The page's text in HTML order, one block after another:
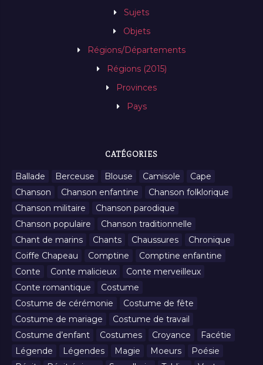
Sujets
Objets
Régions/Départements
Régions (2015)
Provinces
Pays
CATÉGORIES
Ballade Berceuse Blouse Camisole
Cape
Chanson
Chanson enfantine
Chanson folklorique
Chanson militaire
Chanson parodique
Chanson populaire
Chanson traditionnelle
Chant de marins
Chants Chaussures
Chronique
Coiffe Chapeau
Comptine
Comptine enfantine
Conte
Conte malicieux
Conte merveilleux
Conte romantique
Costume
Costume de cérémonie
Costume de fête
Costume de mariage
Costume de travail
Costume d’enfant
Costumes Croyance
Facétie
Légende
Légendes Magie Moeurs
Poésie